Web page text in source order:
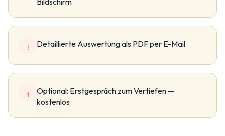
3 Detaillierte Auswertung als PDF per E-Mail
4
Optional: Erstgespräch zum Vertiefen —
kostenlos